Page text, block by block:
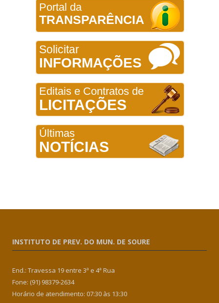
Portal da
TRANSPARÊNCIA
Solicitar
INFORMAÇÕES
Editais e Contratos de
LICITAÇÕES
Últimas
NOTÍCIAS
INSTITUTO DE PREV. DO MUN. DE SOURE
End.: Travessa 19 entre 3ª e 4ª Rua
Fone: (91) 98379-2634
Horário de atendimento: 07:30 às 13:30